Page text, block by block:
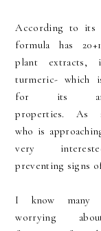
According to its
formula has
plant extracts,
turmeric- which
for its anti-
properties. As
who is
very
preventing signs
I know many
worrying